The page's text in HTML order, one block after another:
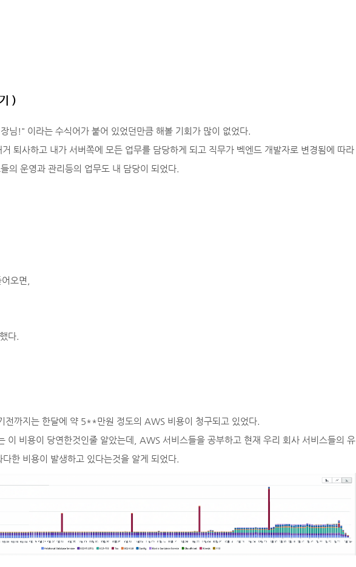
)
님!" 이라는 수식어가 붙어 있었던만큼 해볼 기회가 많이 없었다.
퇴사하고 내가 서버쪽에 모든 업무를 담당하게 되고 직무가 벡엔드 개발자로 변경됨에 따라
의 운영과 관리등의 업무도 내 담당이 되었다.
오면,
다.
전까지는 한달에 약 5**만원 정도의 AWS 비용이 청구되고 있었다.
이 비용이 당연한것인줄 알았는데, AWS 서비스들을 공부하고 현재 우리 회사 서비스들의 유
한 비용이 발생하고 있다는것을 알게 되었다.